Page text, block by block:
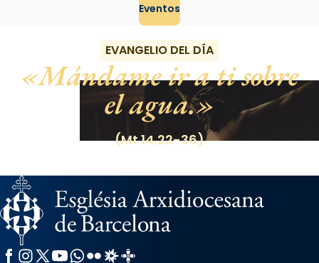
Eventos
EVANGELIO DEL DÍA
Mándame ir a ti sobre
el agua.
(Mt 14,22-36)
Facebook
Instagram
X / Twitter
YouTube
WhatsApp
FlickrRadio Estel
Catalunya Cristiana